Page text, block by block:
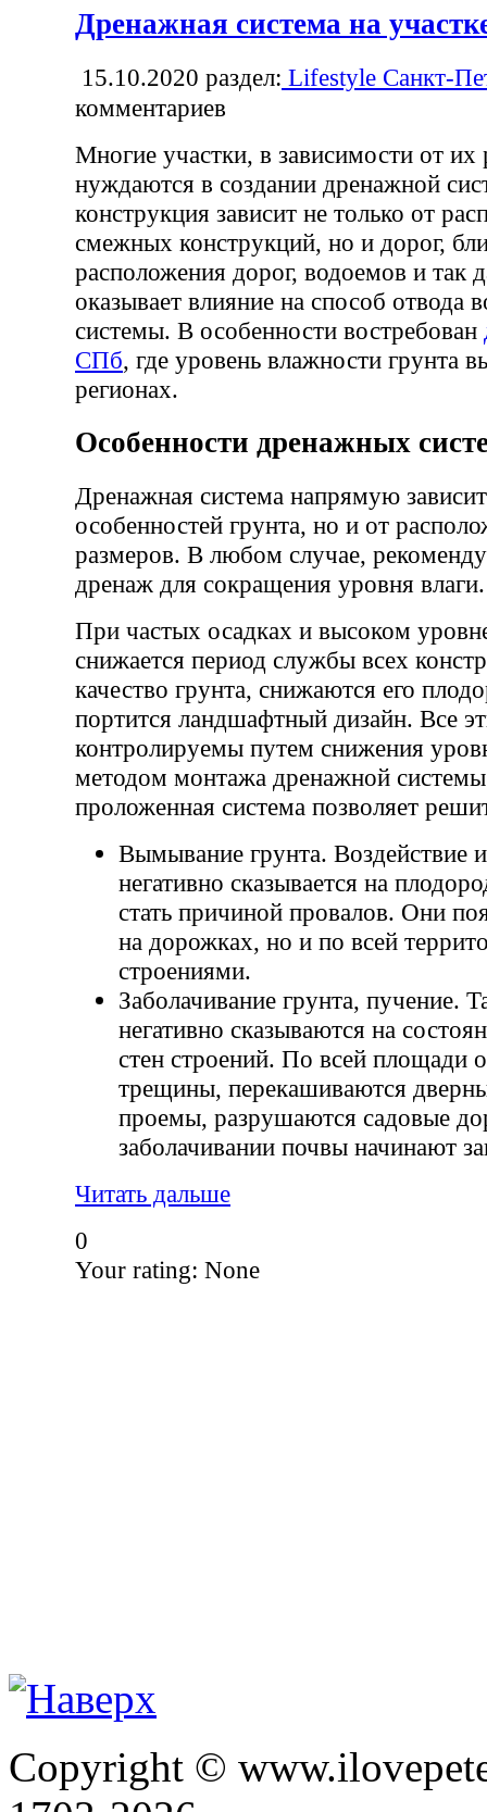
Дренажная система на
15.10.2020 раздел: Lifestyle Санкт-
комментариев
Многие участки, в зависимости от их
нуждаются в создании дренажной
конструкция зависит не только от
смежных конструкций, но и дорог,
расположения дорог, водоемов и так
оказывает влияние на способ отвода
системы. В особенности востребован
СПб, где уровень влажности грунта
регионах.
Особенности дренажных
Дренажная система напрямую
особенностей грунта, но и от
размеров. В любом случае,
дренаж для сокращения уровня влаги.
При частых осадках и высоком
снижается период службы всех
качество грунта, снижаются его
портится ландшафтный дизайн. Все
контролируемы путем снижения
методом монтажа дренажной
проложенная система позволяет
Вымывание грунта. Воздействие
негативно сказывается на
стать причиной провалов. Они
на дорожках, но и по всей
строениями.
Заболачивание грунта, пучение.
негативно сказываются на
стен строений. По всей площади
трещины, перекашиваются
проемы, разрушаются садовые
заболачивании почвы начинают
Читать дальше
0
Your rating: None
Copyright ©